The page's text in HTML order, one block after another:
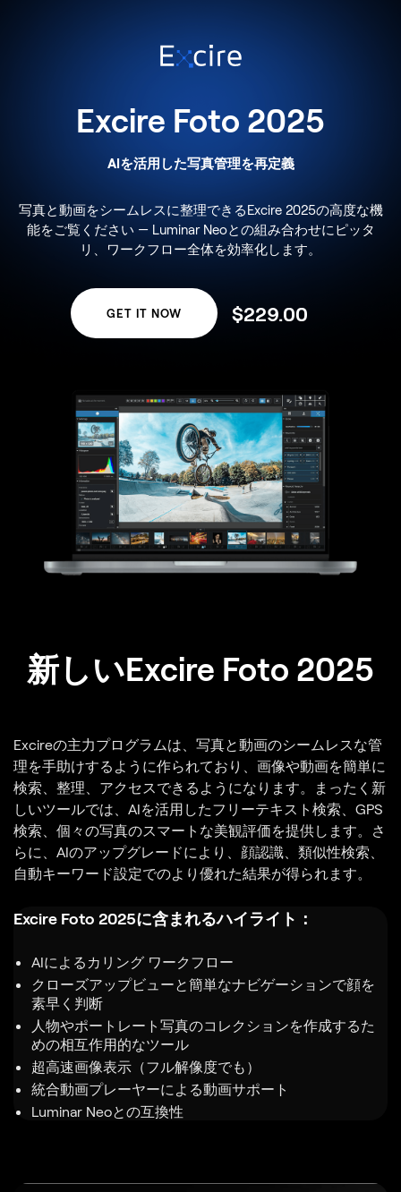
Excire Foto 2025
AIを活用した写真管理を再定義
写真と動画をシームレスに整理できるExcire 2025の高度な機
能をご覧ください — Luminar Neoとの組み合わせにピッタ
リ、ワークフロー全体を効率化します。
GET IT NOW $229.00
新しいExcire Foto 2025
Excireの主力プログラムは、写真と動画のシームレスな管
理を手助けするように作られており、画像や動画を簡単に
検索、整理、アクセスできるようになります。まったく新
しいツールでは、AIを活用したフリーテキスト検索、GPS
検索、個々の写真のスマートな美観評価を提供します。さ
らに、AIのアップグレードにより、顔認識、類似性検索、
自動キーワード設定でのより優れた結果が得られます。
Excire Foto 2025に含まれるハイライト：
AIによるカリング ワークフロー
クローズアップビューと簡単なナビゲーションで顔を
素早く判断
人物やポートレート写真のコレクションを作成するた
めの相互作用的なツール
超高速画像表示（フル解像度でも）
統合動画プレーヤーによる動画サポート
Luminar Neoとの互換性